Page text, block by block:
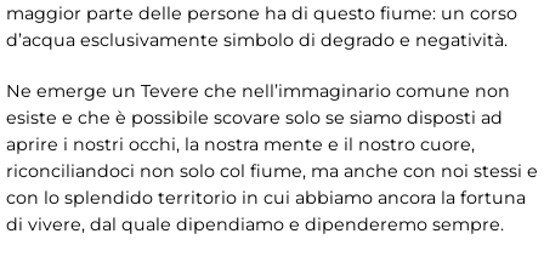
maggior parte delle persone ha di questo fiume: un corso
d’acqua esclusivamente simbolo di degrado e negatività.
Ne emerge un Tevere che nell’immaginario comune non
esiste e che è possibile scovare solo se siamo disposti ad
aprire i nostri occhi, la nostra mente e il nostro cuore,
riconciliandoci non solo col fiume, ma anche con noi stessi e
con lo splendido territorio in cui abbiamo ancora la fortuna
di vivere, dal quale dipendiamo e dipenderemo sempre.